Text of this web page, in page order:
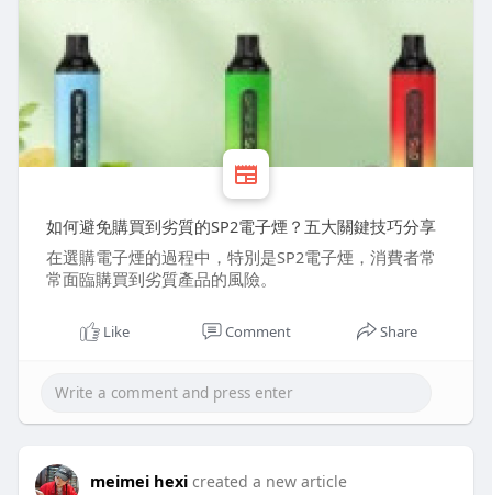
如何避免購買到劣質的SP2電子煙？五大關鍵技巧分享
在選購電子煙的過程中，特別是SP2電子煙，消費者常
常面臨購買到劣質產品的風險。
Like Comment Share
meimei hexi created a new article